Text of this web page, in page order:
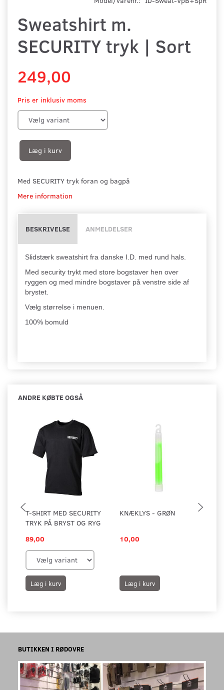
Sweatshirt m.
SECURITY tryk | Sort
249,00
Pris er inklusiv moms
Læg i kurv
Med SECURITY tryk foran og bagpå
Mere information
BESKRIVELSE ANMELDELSER
Slidstærk sweatshirt fra danske I.D. med rund hals.
Med security trykt med store bogstaver hen over
ryggen og med mindre bogstaver på venstre side af
brystet.
Vælg størrelse i menuen.
100% bomuld
ANDRE KØBTE OGSÅ
T-SHIRT MED SECURITY
TRYK PÅ BRYST OG RYG
89,00
Læg i kurv
KNÆKLYS - GRØN
10,00
Læg i kurv
BUTIKKEN I RØDOVRE